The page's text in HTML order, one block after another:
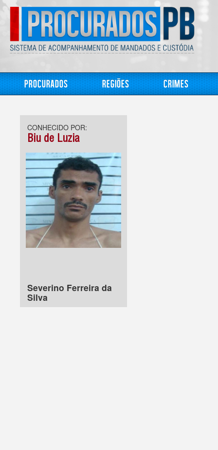
Procurados Regiões Crimes
CONHECIDO POR:
Biu de Luzia
Severino Ferreira da
Silva